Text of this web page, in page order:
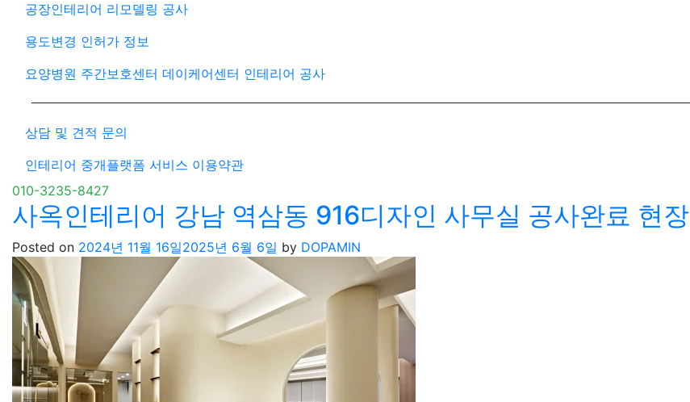
공장인테리어 리모델링 공사
용도변경 인허가 정보
요양병원 주간보호센터 데이케어센터 인테리어 공사
상담 및 견적 문의
인테리어 중개플랫폼 서비스 이용약관
010-3235-8427
사옥인테리어 강남 역삼동 916디자인 사무실 공사완료 현장
Posted on 2024년 11월 16일2025년 6월 6일 by DOPAMIN